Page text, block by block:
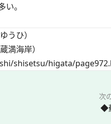
。
うひ）
満海岸）
shisetsu/higata/
次
◆